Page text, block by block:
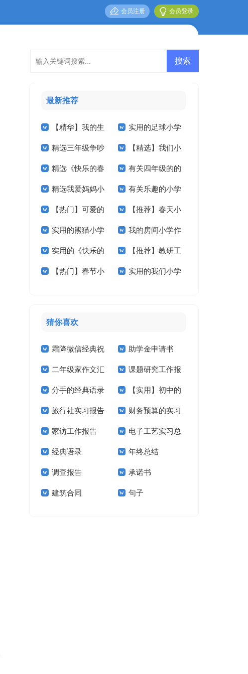
会员登录
会员注册
最新推荐
【精华】我的生
活小学作文四篇
实用的足球小学
作文合集八篇
精选三年级争吵
作文300字四篇
【精选】我们小
学作文300字六篇
精选《快乐的春
节》小学作文合集九
篇
有关四年级的的
暑假作文3篇
精选我爱妈妈小
学作文4篇
有关乐趣的小学
作文合集10篇
【热门】可爱的
小学作文300字3篇
【推荐】春天小
学作文十篇
实用的熊猫小学
作文合集五篇
我的房间小学作
文汇编5篇
实用的《快乐的
春节》小学作文3篇
【推荐】教研工
作计划范文汇编五篇
【热门】春节小 实用的我们小学
猜你喜欢
霜降微信经典祝
福语
助学金申请书
【精】
二年级家作文汇
总7篇
课题研究工作报
告
分手的经典语录 【实用】初中的
作文300字汇总6篇
旅行社实习报告
(15篇)
财务预算的实习
报告
家访工作报告 电子工艺实习总
结15篇
经典语录 年终总结
调查报告 承诺书
建筑合同 句子